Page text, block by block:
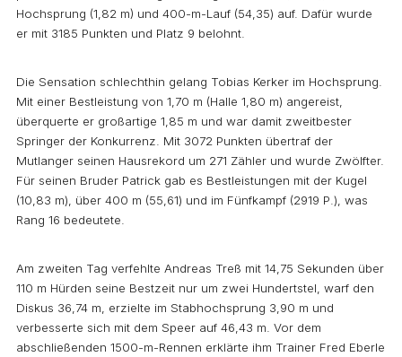
Hochsprung (1,82 m) und 400-m-Lauf (54,35) auf. Dafür wurde
er mit 3185 Punkten und Platz 9 belohnt.
Die Sensation schlechthin gelang Tobias Kerker im Hochsprung.
Mit einer Bestleistung von 1,70 m (Halle 1,80 m) angereist,
überquerte er großartige 1,85 m und war damit zweitbester
Springer der Konkurrenz. Mit 3072 Punkten übertraf der
Mutlanger seinen Hausrekord um 271 Zähler und wurde Zwölfter.
Für seinen Bruder Patrick gab es Bestleistungen mit der Kugel
(10,83 m), über 400 m (55,61) und im Fünfkampf (2919 P.), was
Rang 16 bedeutete.
Am zweiten Tag verfehlte Andreas Treß mit 14,75 Sekunden über
110 m Hürden seine Bestzeit nur um zwei Hundertstel, warf den
Diskus 36,74 m, erzielte im Stabhochsprung 3,90 m und
verbesserte sich mit dem Speer auf 46,43 m. Vor dem
abschließenden 1500-m-Rennen erklärte ihm Trainer Fred Eberle